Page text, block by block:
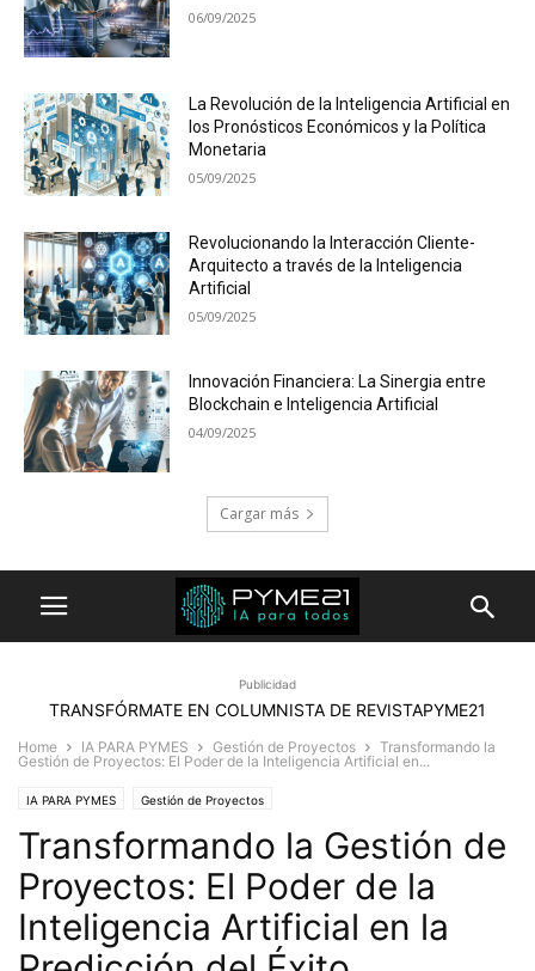
06/09/2025
La Revolución de la Inteligencia Artificial en
los Pronósticos Económicos y la Política
Monetaria
05/09/2025
Revolucionando la Interacción Cliente-
Arquitecto a través de la Inteligencia
Artificial
05/09/2025
Innovación Financiera: La Sinergia entre
Blockchain e Inteligencia Artificial
04/09/2025
Cargar más